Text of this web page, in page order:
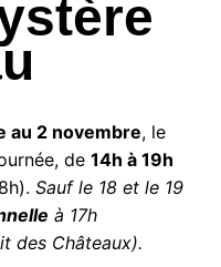
au 2 novembre, le
de 14h à 19h
Sauf le 18 et le 19
à 17h
des Châteaux).